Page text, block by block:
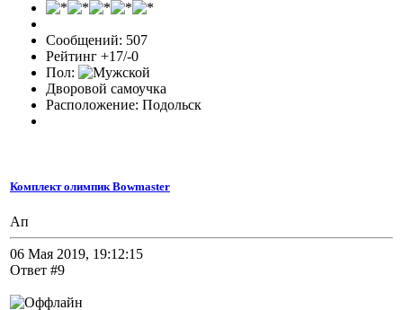
Сообщений: 507
Рейтинг +17/-0
Пол:
Дворовой самоучка
Расположение: Подольск
Комплект олимпик Bowmaster
Ап
06 Мая 2019, 19:12:15
Ответ #9